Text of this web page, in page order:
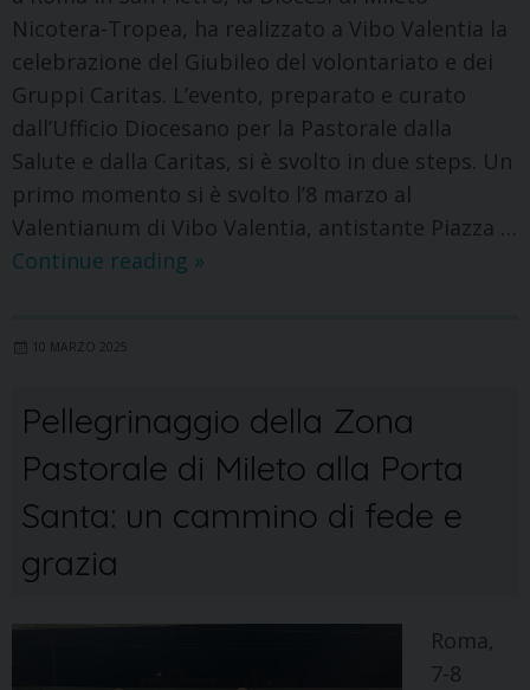
Nicotera-Tropea, ha realizzato a Vibo Valentia la
celebrazione del Giubileo del volontariato e dei
Gruppi Caritas. L’evento, preparato e curato
dall’Ufficio Diocesano per la Pastorale dalla
Salute e dalla Caritas, si è svolto in due steps. Un
primo momento si è svolto l’8 marzo al
Valentianum di Vibo Valentia, antistante Piazza …
Continue reading »
10 MARZO 2025
Pellegrinaggio della Zona
Pastorale di Mileto alla Porta
Santa: un cammino di fede e
grazia
Roma,
7-8